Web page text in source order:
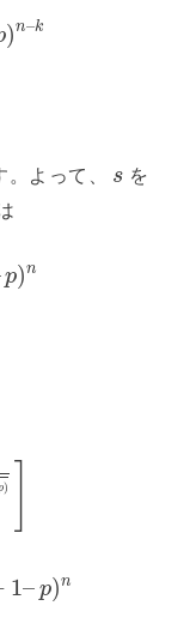
)n–k
よって、 s を
p)n
)
1– p)n